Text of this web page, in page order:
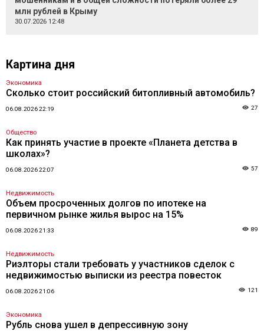
млн рублей в Крыму
30.07.2026 12:48
Картина дня
Экономика
Сколько стоит российский битопливный автомобиль?
06.08.2026 22:19 27
Общество
Как принять участие в проекте «Планета детства в
школах»?
06.08.2026 22:07 57
Недвижимость
Объем просроченных долгов по ипотеке на
первичном рынке жилья вырос на 15%
06.08.2026 21:33 89
Недвижимость
Риэлторы стали требовать у участников сделок с
недвижимостью выписки из реестра повесток
06.08.2026 21:06 121
Экономика
Рубль снова ушел в депрессивную зону